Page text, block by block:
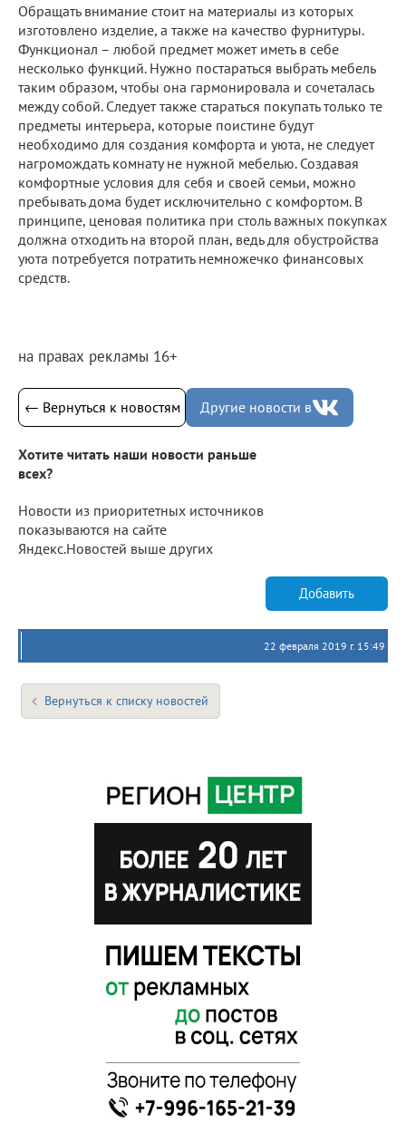
Обращать внимание стоит на материалы из которых
изготовлено изделие, а также на качество фурнитуры.
Функционал – любой предмет может иметь в себе
несколько функций. Нужно постараться выбрать мебель
таким образом, чтобы она гармонировала и сочеталась
между собой. Следует также стараться покупать только те
предметы интерьера, которые поистине будут
необходимо для создания комфорта и уюта, не следует
нагромождать комнату не нужной мебелью. Создавая
комфортные условия для себя и своей семьи, можно
пребывать дома будет исключительно с комфортом. В
принципе, ценовая политика при столь важных покупках
должна отходить на второй план, ведь для обустройства
уюта потребуется потратить немножечко финансовых
средств.
на правах рекламы 16+
← Вернуться к новостям Другие новости в
Хотите читать наши новости раньше
всех?
Новости из приоритетных источников
показываются на сайте
Яндекс.Новостей выше других
Добавить
22 февраля 2019 г. 15:49
Вернуться к списку новостей